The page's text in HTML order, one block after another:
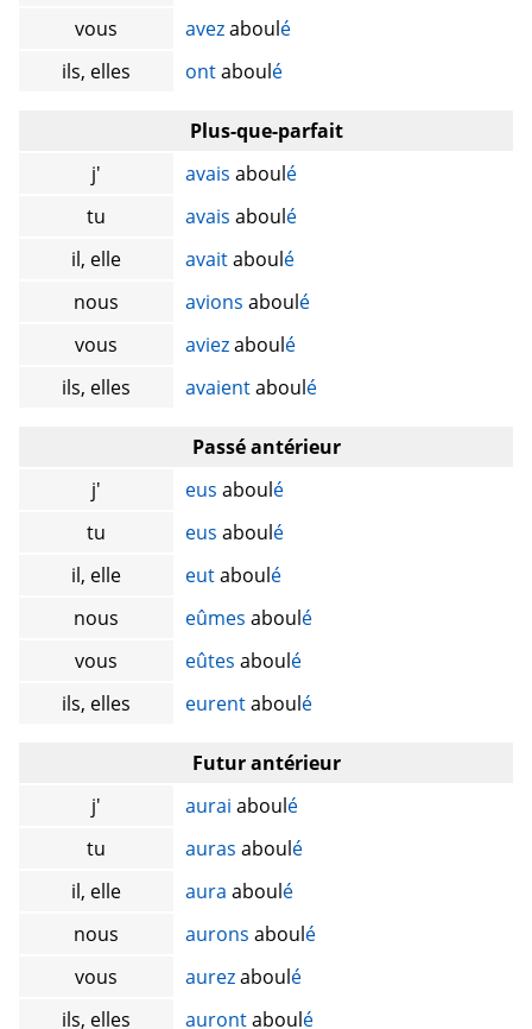
vous
avezaboulé
ils, elles
ontaboulé
Plus-que-parfait
j'
avais aboulé
tu
avais aboulé
il, elle
avaitaboulé
nous
avions aboulé
vous
aviezaboulé
ils, elles
avaientaboulé
Passé antérieur
j'
eus aboulé
tu
eus aboulé
il, elle
eutaboulé
nous
eûmes aboulé
vous
eûtes aboulé
ils, elles
eurentaboulé
Futur antérieur
j'
aurai aboulé
tu
auras aboulé
il, elle
aura aboulé
nous
aurons aboulé
vous
aurezaboulé
ils, elles
aurontaboulé